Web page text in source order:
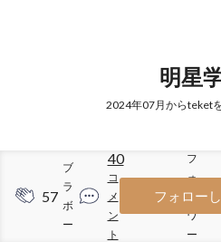
明星
2024年07月からteket
57
ブ
ラ
ボ
ー
40
コ
メ
ン
ト
243
フ
ォ
ロ
ワ
ー
フォロー